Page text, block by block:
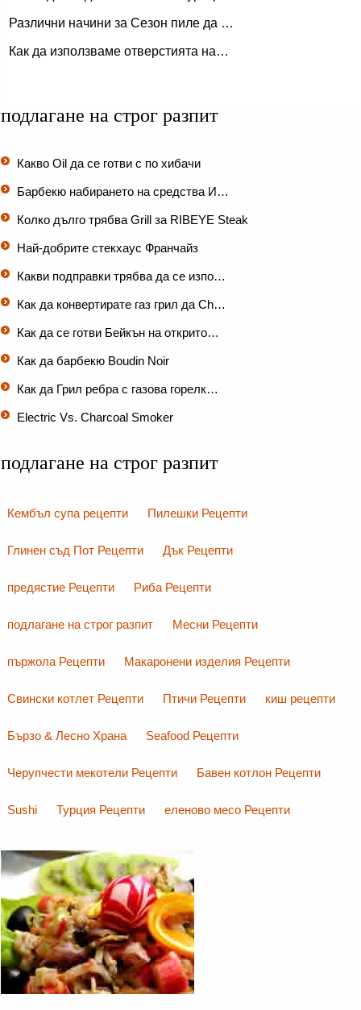
Различни начини за Сезон пиле да …
Как да използваме отверстията на…
подлагане на строг разпит
Какво Oil да се готви с по хибачи
Барбекю набирането на средства И…
Колко дълго трябва Grill за RIBEYE Steak
Най-добрите стекхаус Франчайз
Какви подправки трябва да се изпо…
Как да конвертирате газ грил да Ch…
Как да се готви Бейкън на открито…
Как да барбекю Boudin Noir
Как да Грил ребра с газова горелк…
Electric Vs. Charcoal Smoker
подлагане на строг разпит
Кембъл супа рецепти Пилешки Рецепти
Глинен съд Пот Рецепти Дък Рецепти
предястие Рецепти Риба Рецепти
подлагане на строг разпит Месни Рецепти
пържола Рецепти Макаронени изделия Рецепти
Свински котлет Рецепти Птичи Рецепти киш рецепти
Бързо & Лесно Храна Seafood Рецепти
Черупчести мекотели Рецепти Бавен котлон Рецепти
Sushi Турция Рецепти еленово месо Рецепти